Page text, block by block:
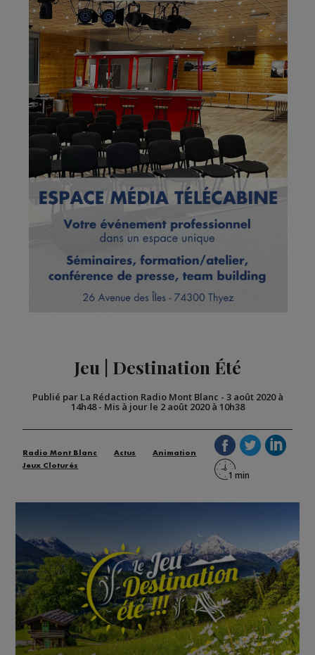
Jeu | Destination Été
Publié par La Rédaction Radio Mont Blanc - 3 août 2020 à
14h48- Mis à jour le 2 août 2020 à 10h38
Radio Mont Blanc Actus
Animation
Jeux Cloturés